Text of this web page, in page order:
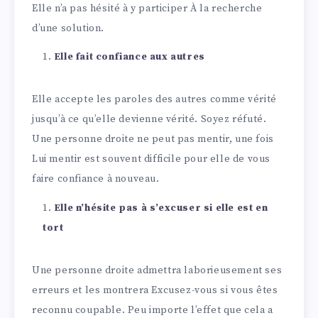
Elle n’a pas hésité à y participer À la recherche
d’une solution.
Elle fait confiance aux autres
Elle accepte les paroles des autres comme vérité
jusqu’à ce qu’elle devienne vérité. Soyez réfuté.
Une personne droite ne peut pas mentir, une fois
Lui mentir est souvent difficile pour elle de vous
faire confiance à nouveau.
Elle n’hésite pas à s’excuser si elle est en
tort
Une personne droite admettra laborieusement ses
erreurs et les montrera Excusez-vous si vous êtes
reconnu coupable. Peu importe l’effet que cela a